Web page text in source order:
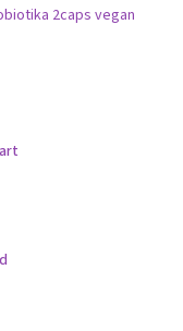
2caps vegan